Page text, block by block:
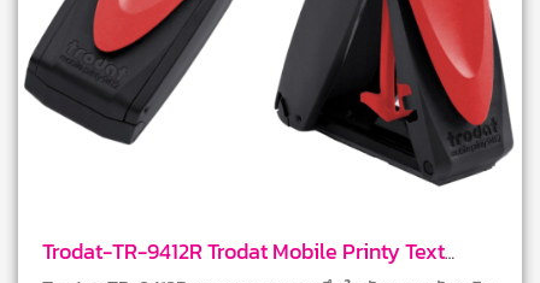
Trodat-TR-9412R Trodat Mobile Printy Text